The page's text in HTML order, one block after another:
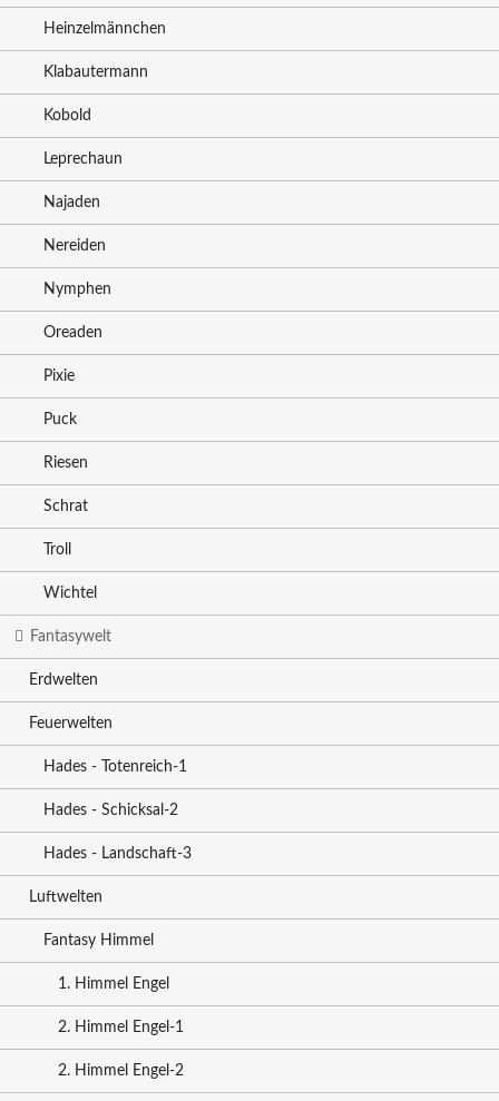
Heinzelmännchen
Klabautermann
Kobold
Leprechaun
Najaden
Nereiden
Nymphen
Oreaden
Pixie
Puck
Riesen
Schrat
Troll
Wichtel
Fantasywelt
Erdwelten
Feuerwelten
Hades - Totenreich-1
Hades - Schicksal-2
Hades - Landschaft-3
Luftwelten
Fantasy Himmel
1. Himmel Engel
2. Himmel Engel-1
2. Himmel Engel-2